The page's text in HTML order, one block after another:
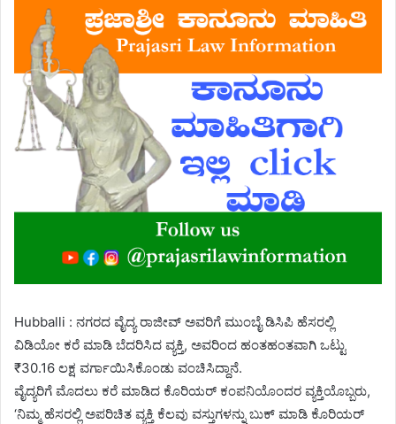
Hubballi : ನಗರದ ವೈದ್ಯ ರಾಜೀವ್‌ ಅವರಿಗೆ ಮುಂಬೈ ಡಿಸಿಪಿ ಹೆಸರಲ್ಲಿ
ವಿಡಿಯೋ ಕರೆ ಮಾಡಿ ಬೆದರಿಸಿದ ವ್ಯಕ್ತಿ, ಅವರಿಂದ ಹಂತಹಂತವಾಗಿ ಒಟ್ಟು
₹30.16 ಲಕ್ಷ ವರ್ಗಾಯಿಸಿಕೊಂಡು ವಂಚಿಸಿದ್ದಾನೆ.
ವೈದ್ಯರಿಗೆ ಮೊದಲು ಕರೆ ಮಾಡಿದ ಕೊರಿಯರ್‌ ಕಂಪನಿಯೊಂದರ ವ್ಯಕ್ತಿಯೊಬ್ಬರು,
‘ನಿಮ್ಮ ಹೆಸರಲ್ಲಿ ಅಪರಿಚಿತ ವ್ಯಕ್ತಿ ಕೆಲವು ವಸ್ತುಗಳನ್ನು ಬುಕ್ ಮಾಡಿ ಕೊರಿಯರ್‌